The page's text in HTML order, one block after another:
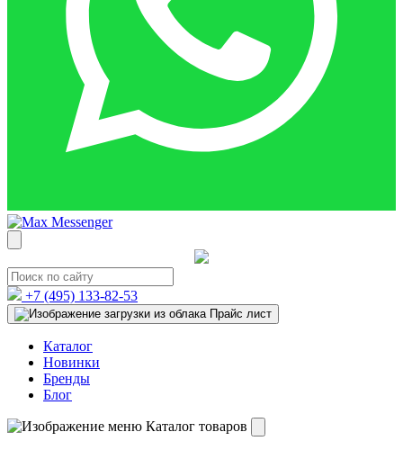
+7 (495) 133-82-53
Прайс лист
Каталог
Новинки
Бренды
Блог
Каталог товаров